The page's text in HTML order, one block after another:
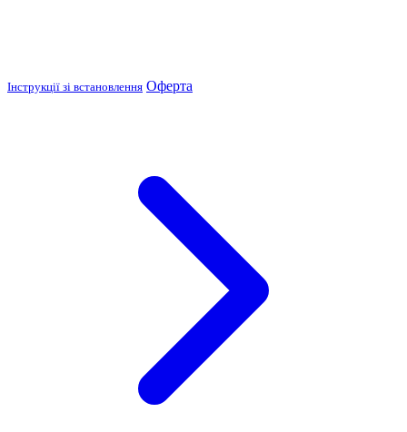
Інструкції зі встановлення Оферта